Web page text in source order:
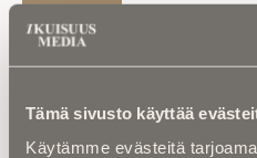
Tämä sivusto käyttää
Käytämme evästeitä
Luetuimmat